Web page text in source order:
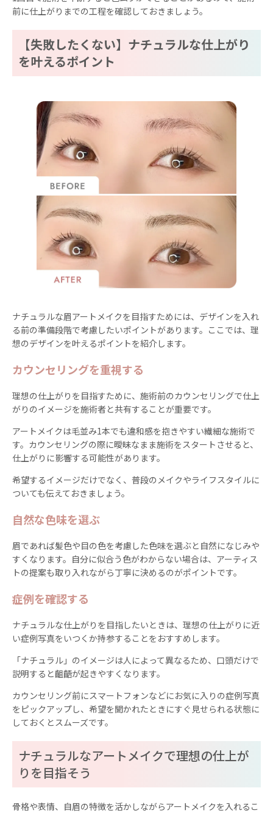
前に仕上がりまでの工程を確認しておきましょう。
【失敗したくない】ナチュラルな仕上がり
を叶えるポイント
ナチュラルな眉アートメイクを目指すためには、デザインを入れ
る前の準備段階で考慮したいポイントがあります。ここでは、理
想のデザインを叶えるポイントを紹介します。
カウンセリングを重視する
理想の仕上がりを目指すために、施術前のカウンセリングで仕上
がりのイメージを施術者と共有することが重要です。
アートメイクは毛並み1本でも違和感を抱きやすい繊細な施術で
す。カウンセリングの際に曖昧なまま施術をスタートさせると、
仕上がりに影響する可能性があります。
希望するイメージだけでなく、普段のメイクやライフスタイルに
ついても伝えておきましょう。
自然な色味を選ぶ
眉であれば髪色や目の色を考慮した色味を選ぶと自然になじみや
すくなります。自分に似合う色がわからない場合は、アーティス
トの提案も取り入れながら丁寧に決めるのがポイントです。
症例を確認する
ナチュラルな仕上がりを目指したいときは、理想の仕上がりに近
い症例写真をいつくか持参することをおすすめします。
「ナチュラル」のイメージは人によって異なるため、口頭だけで
説明すると齟齬が起きやすくなります。
カウンセリング前にスマートフォンなどにお気に入りの症例写真
をピックアップし、希望を聞かれたときにすぐ見せられる状態に
しておくとスムーズです。
ナチュラルなアートメイクで理想の仕上が
りを目指そう
骨格や表情、自眉の特徴を活かしながらアートメイクを入れるこ